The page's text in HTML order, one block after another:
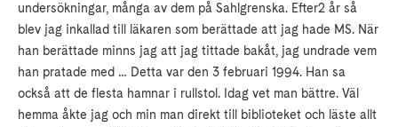
undersökningar, många av dem på Sahlgrenska. Efter2 år så
blev jag inkallad till läkaren som berättade att jag hade MS. När
han berättade minns jag att jag tittade bakåt, jag undrade vem
han pratade med … Detta var den 3 februari 1994. Han sa
också att de flesta hamnar i rullstol. Idag vet man bättre. Väl
hemma åkte jag och min man direkt till biblioteket och läste allt